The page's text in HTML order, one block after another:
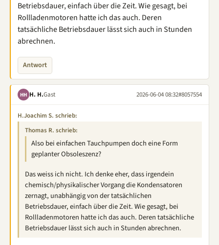
Betriebsdauer, einfach über die Zeit. Wie gesagt, bei
Rollladenmotoren hatte ich das auch. Deren
tatsächliche Betriebsdauer lässt sich auch in Stunden
abrechnen.
Antwort
HH H. H.Gast 2026-06-04 08:32#8057554
H.Joachim S. schrieb:
Thomas R. schrieb:
Also bei einfachen Tauchpumpen doch eine Form
geplanter Obsoleszenz?
Das weiss ich nicht. Ich denke eher, dass irgendein
chemisch/physikalischer Vorgang die Kondensatoren
zernagt, unabhängig von der tatsächlichen
Betriebsdauer, einfach über die Zeit. Wie gesagt, bei
Rollladenmotoren hatte ich das auch. Deren tatsächliche
Betriebsdauer lässt sich auch in Stunden abrechnen.